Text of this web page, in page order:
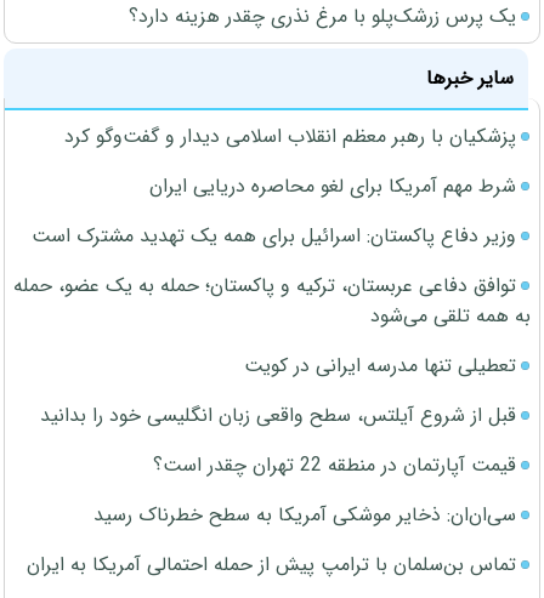
یک پرس زرشک‌پلو با مرغ نذری چقدر هزینه دارد؟
سایر خبرها
پزشکیان با رهبر معظم انقلاب اسلامی دیدار و گفت‌وگو کرد
شرط مهم آمریکا برای لغو محاصره دریایی ایران
وزیر دفاع پاکستان: اسرائیل برای همه یک تهدید مشترک است
توافق دفاعی عربستان، ترکیه و پاکستان؛ حمله به یک عضو، حمله
به همه تلقی می‌شود
تعطیلی تنها مدرسه ایرانی در کویت
قبل از شروع آیلتس، سطح واقعی زبان انگلیسی خود را بدانید
قیمت آپارتمان در منطقه 22 تهران چقدر است؟
سی‌ان‌ان: ذخایر موشکی آمریکا به سطح خطرناک رسید
تماس بن‌سلمان با ترامپ پیش از حمله احتمالی آمریکا به ایران